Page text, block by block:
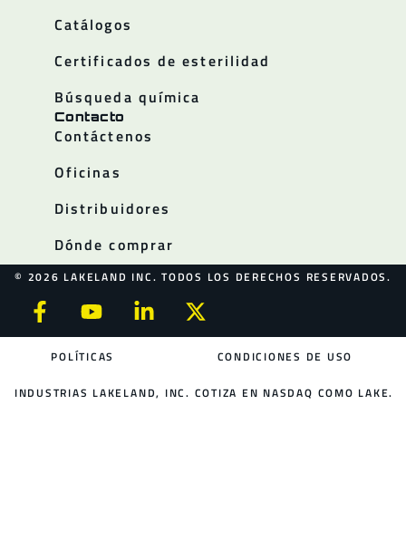
Catálogos
Certificados de esterilidad
Búsqueda química
Contacto
Contáctenos
Oficinas
Distribuidores
Dónde comprar
© 2026 LAKELAND INC. TODOS LOS DERECHOS RESERVADOS.
POLÍTICAS CONDICIONES DE USO
INDUSTRIAS LAKELAND, INC. COTIZA EN NASDAQ COMO LAKE.